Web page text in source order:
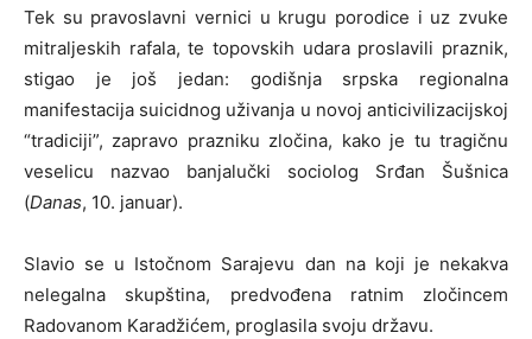
Tek su pravoslavni vernici u krugu porodice i uz zvuke
mitraljeskih rafala, te topovskih udara proslavili praznik,
stigao je još jedan: godišnja srpska regionalna
manifestacija suicidnog uživanja u novoj anticivilizacijskoj
“tradiciji”, zapravo prazniku zločina, kako je tu tragičnu
veselicu nazvao banjalučki sociolog Srđan Šušnica
(Danas, 10. januar).
Slavio se u Istočnom Sarajevu dan na koji je nekakva
nelegalna skupština, predvođena ratnim zločincem
Radovanom Karadžićem, proglasila svoju državu.